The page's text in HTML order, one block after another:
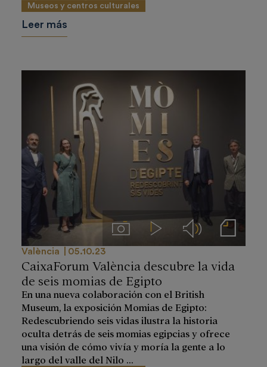
Museos y centros culturales
Leer más
ImágenesVideos Audios Notas de prensa
València 05.10.23
CaixaForum València descubre la vida
de seis momias de Egipto
En una nueva colaboración con el British
Museum, la exposición Momias de Egipto:
Redescubriendo seis vidas ilustra la historia
oculta detrás de seis momias egipcias y ofrece
una visión de cómo vivía y moría la gente a lo
largo del valle del Nilo ...